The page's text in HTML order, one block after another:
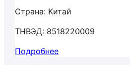
Страна: Китай
ТНВЭД: 8518220009
Подробнее